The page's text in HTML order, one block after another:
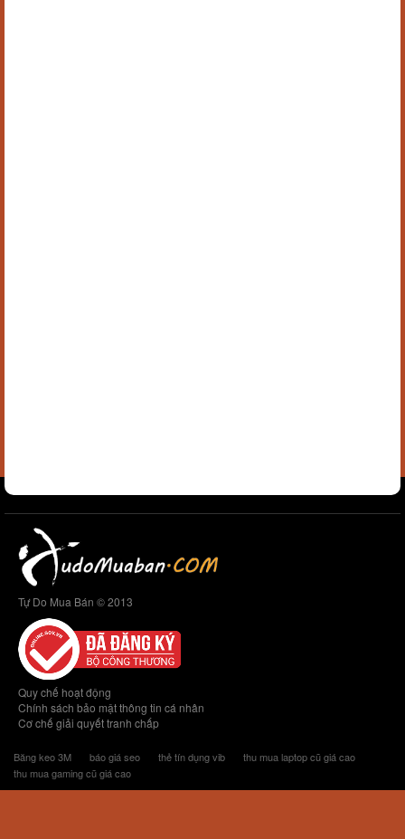
Tự Do Mua Bán © 2013
Quy chế hoạt động
Chính sách bảo mật thông tin cá nhân
Cơ chế giải quyết tranh chấp
Băng keo 3M báo giá seo thẻ tín dụng vib
thu mua laptop cũ giá cao
thu mua gaming cũ giá cao